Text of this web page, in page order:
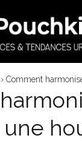
› Comment
une